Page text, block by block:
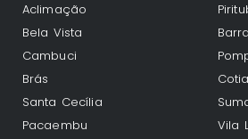
Aclimação
Bela Vista
Cambuci
Brás
Santa Cecília
Pacaembu
Cotia
Vila